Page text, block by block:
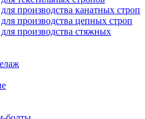
производства канатных строп
производства цепных строп
производства стяжных